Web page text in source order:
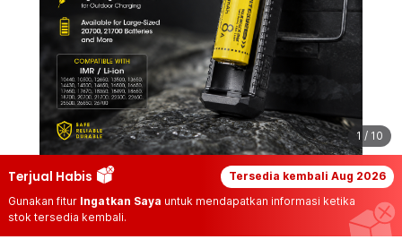
1 / 10
Terjual Habis Tersedia kembali Aug 2026
Gunakan fitur Ingatkan Saya untuk mendapatkan informasi ketika
stok tersedia kembali.